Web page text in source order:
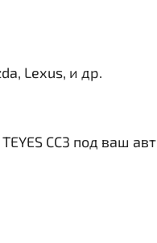
Lexus, и др.
CC3 под ваш